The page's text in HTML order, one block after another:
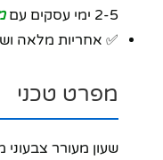
2-5 ימי עסקים עם
✅ אחריות מלאה
מפרט טכני